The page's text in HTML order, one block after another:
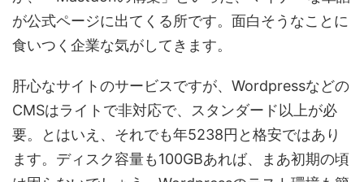
が公式ページに出てくる所です。面白そうなことに
食いつく企業な気がしてきます。
肝心なサイトのサービスですが、Wordpressなどの
CMSはライトで非対応で、スタンダード以上が必
要。とはいえ、それでも年5238円と格安ではあり
ます。ディスク容量も100GBあれば、まあ初期の頃